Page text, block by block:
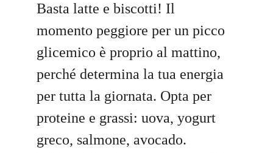
Basta latte e biscotti! Il
momento peggiore per un picco
glicemico è proprio al mattino,
perché determina la tua energia
per tutta la giornata. Opta per
proteine e grassi: uova, yogurt
greco, salmone, avocado.